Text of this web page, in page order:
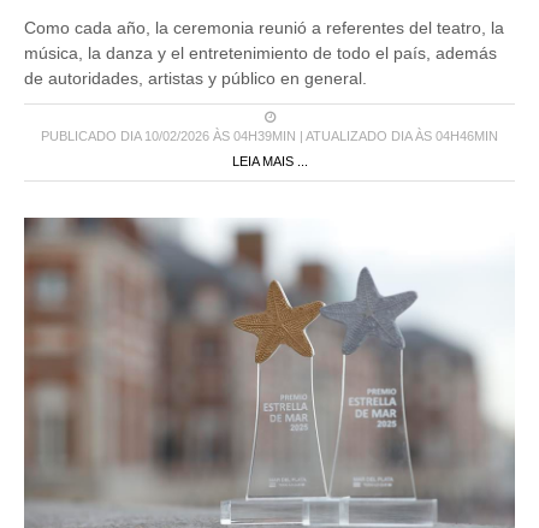
Como cada año, la ceremonia reunió a referentes del teatro, la
música, la danza y el entretenimiento de todo el país, además
de autoridades, artistas y público en general.
PUBLICADO DIA 10/02/2026 ÀS 04H39MIN | ATUALIZADO DIA ÀS 04H46MIN
LEIA MAIS ...